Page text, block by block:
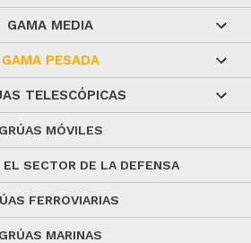
GAMA MEDIA
GAMA PESADA
TELESCÓPICAS
GRÚAS MÓVILES
EL SECTOR DE LA DEFENSA
FERROVIARIAS
GRÚAS MARINAS